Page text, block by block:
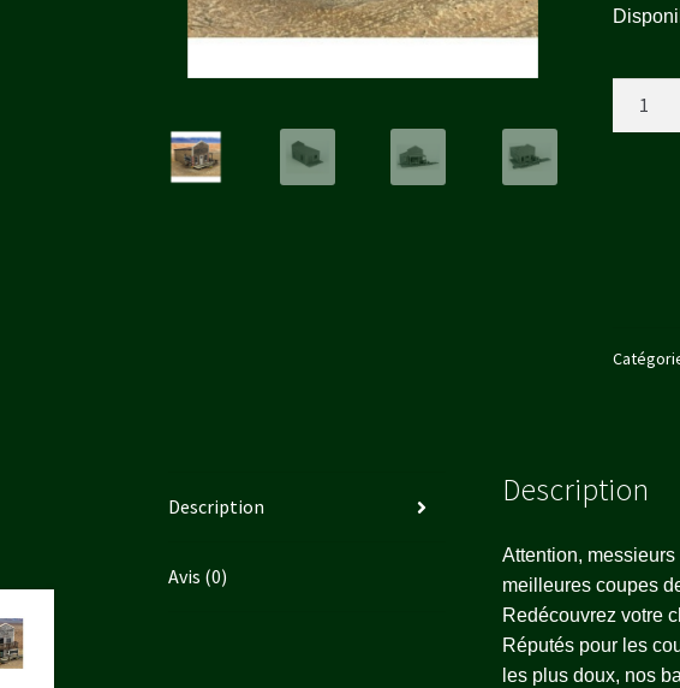
Description
Avis (0)
Description
Attention,
meilleures coupes
Redécouvrez votre
Réputés pour les
les plus doux, nos